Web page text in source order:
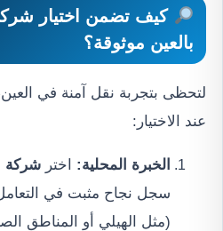
كيف تضمن اختيار
بالعين موثوقة؟
لتحظى بتجربة نقل آمنة في العين،
عند الاختيار:
الخبرة المحلية: اختر شركة
سجل نجاح مثبت في
(مثل الهيلي أو المناطق